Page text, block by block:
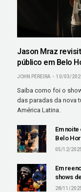
Jason Mraz
público em Belo
JOHN PEREIRA 10/03/
Saiba como foi o
das paradas da nova
América Latina.
Em
Belo
05/12/
Em
shows
28/11/